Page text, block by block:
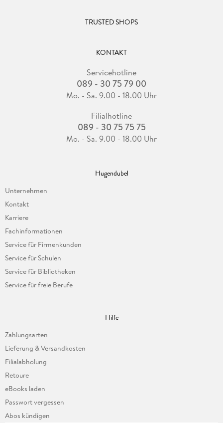
TRUSTED SHOPS
KONTAKT
Servicehotline
089 - 30 75 79 00
Mo. - Sa. 9.00 - 18.00 Uhr
Filialhotline
089 - 30 75 75 75
Mo. - Sa. 9.00 - 18.00 Uhr
Hugendubel
Unternehmen
Kontakt
Karriere
Fachinformationen
Service für Firmenkunden
Service für Schulen
Service für Bibliotheken
Service für freie Berufe
Hilfe
Zahlungsarten
Lieferung & Versandkosten
Filialabholung
Retoure
eBooks laden
Passwort vergessen
Abos kündigen